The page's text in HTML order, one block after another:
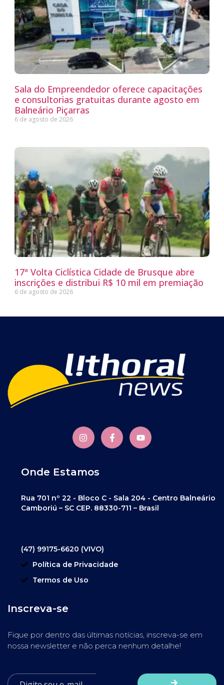
Sala do Empreendedor oferece capacitações
e consultorias gratuitas durante agosto em
Balneário Piçarras
6 de agosto de 2026
17ª Volta Ciclística Cidade de Brusque abre
inscrições e distribui R$ 10 mil em premiação
6 de agosto de 2026
Onde Estamos
Rua 701 nº 22 - Bloco C - Sala 204 - Centro Balneário
Camboriú – SC CEP. 88330-711 – Brasil
(47) 99175-6620 (VIVO)
Política de Privacidade
Termos de Uso
Inscreva-se
Fique por dentro das últimas notícias, inscreva-se em
nossa newsletter e não perca nenhum detalhe!